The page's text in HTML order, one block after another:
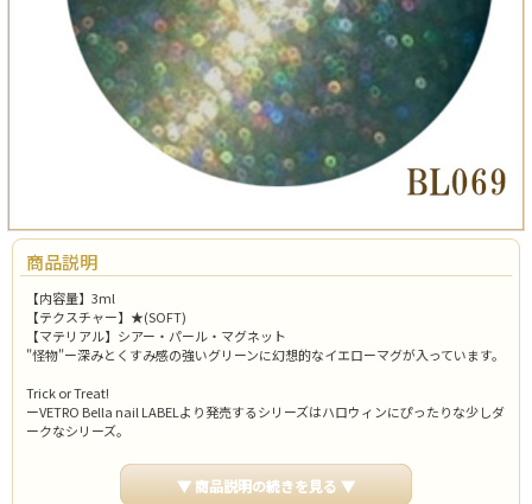
商品説明
【内容量】3ml
【テクスチャー】★(SOFT)
【マテリアル】シアー・パール・マグネット
"怪物"ー深みとくすみ感の強いグリーンに幻想的なイエローマグが入っています。
Trick or Treat!
ーVETRO Bella nail LABELより発売するシリーズはハロウィンにぴったりな少しダ
ークなシリーズ。
艶に豪華に爪先を彩ります。
▼ 商品説明の続きを見る ▼